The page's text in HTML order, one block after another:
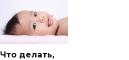
Что делать,